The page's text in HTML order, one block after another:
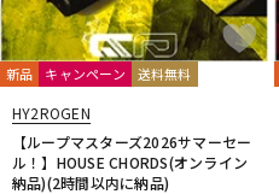
新品 キャンペーン 送料無料
HY2ROGEN
【ループマスターズ2026サマーセー
ル！】HOUSE CHORDS(オンライン
納品)(2時間以内に納品)